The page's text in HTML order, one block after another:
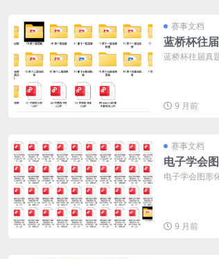
赛事文档
蓝桥杯往
蓝桥杯往届真
9 月前
赛事文档
电子学会
电子学会图形
9 月前